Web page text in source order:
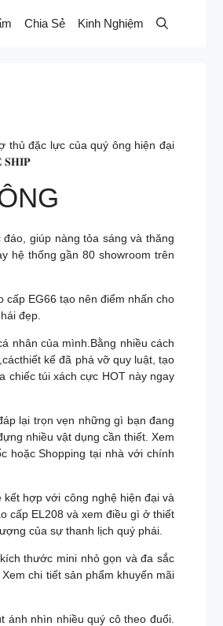
Chia Sẻ Kinh Nghiệm
thủ đặc lực của quý ông hiện đại
𝐒𝐇𝐈𝐏
giúp nàng tỏa sáng và thăng
hệ thống gần 80 showroom trên
cấp EG66 tạo nên điểm nhấn cho
đẹp.
nhân của mình.Bằng nhiều cách
kế đã phá vỡ quy luật, tạo
chiếc túi xách cực HOT này ngay
lại trọn vẹn những gì bạn đang
nhiều vật dụng cần thiết. Xem
hoặc Shopping tại nhà với chính
hợp với công nghệ hiện đại và
cấp EL208 và xem điều gì ở thiết
của sự thanh lịch quý phái.
thước mini nhỏ gọn và đa sắc
Xem chi tiết sản phẩm khuyến mãi
nhìn nhiều quý cô theo đuổi.